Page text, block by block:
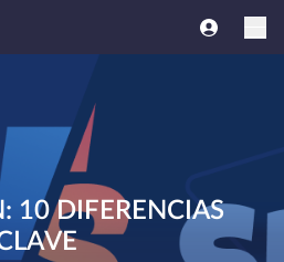
10 DIFERENCIAS